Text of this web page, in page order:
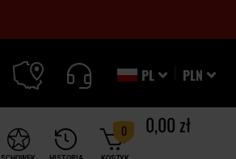
PLN
PL
0 0,00 zł